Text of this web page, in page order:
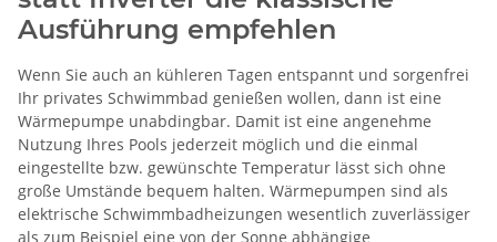
Ausführung empfehlen
Wenn Sie auch an kühleren Tagen entspannt und sorgenfrei
Ihr privates Schwimmbad genießen wollen, dann ist eine
Wärmepumpe unabdingbar. Damit ist eine angenehme
Nutzung Ihres Pools jederzeit möglich und die einmal
eingestellte bzw. gewünschte Temperatur lässt sich ohne
große Umstände bequem halten. Wärmepumpen sind als
elektrische Schwimmbadheizungen wesentlich zuverlässiger
als zum Beispiel eine von der Sonne abhängige